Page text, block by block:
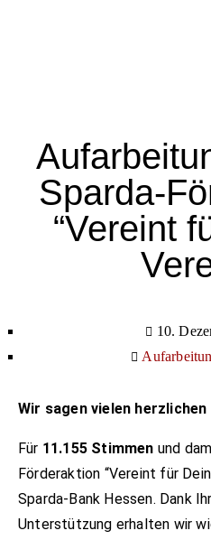
Sparda-
“Vereint
10.
Wir sagen vielen herzlichen
Für 11.155 Stimmen und
Förderaktion “Vereint für
Sparda-Bank Hessen. Dank
Unterstützung erhalten wir